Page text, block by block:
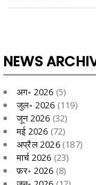
NEWS
अग॰ 2026 (5)
जुल॰ 2026 (119)
जून 2026 (32)
मई 2026 (72)
अप्रैल 2026(187)
मार्च 2026 (23)
फ़र॰ 2026 (8)